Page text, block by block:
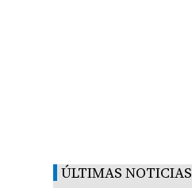
ÚLTIMAS NOTICIAS